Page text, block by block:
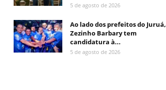
5 de agosto de 2026
Ao lado dos prefeitos do Juruá,
Zezinho Barbary tem
candidatura à...
5 de agosto de 2026